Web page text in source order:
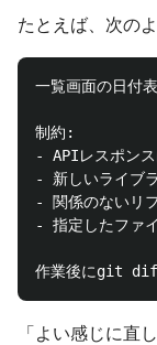
たとえば、次の
一覧画面の日付
制約:
- APIレスポン
- 新しいライブ
- 関係のないリ
- 指定したファ
「よい感じに直